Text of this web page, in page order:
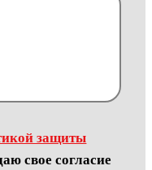
защиты
свое согласие